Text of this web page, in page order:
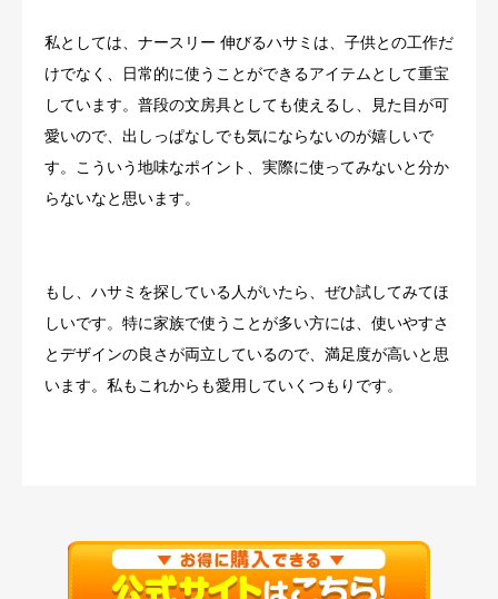
私としては、ナースリー 伸びるハサミは、子供との工作だ
けでなく、日常的に使うことができるアイテムとして重宝
しています。普段の文房具としても使えるし、見た目が可
愛いので、出しっぱなしでも気にならないのが嬉しいで
す。こういう地味なポイント、実際に使ってみないと分か
らないなと思います。
もし、ハサミを探している人がいたら、ぜひ試してみてほ
しいです。特に家族で使うことが多い方には、使いやすさ
とデザインの良さが両立しているので、満足度が高いと思
います。私もこれからも愛用していくつもりです。